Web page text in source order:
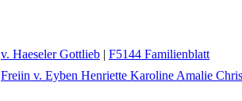
v. Haeseler Gottlieb | F5144 Familienblatt
Freiin v. Eyben Henriette Karoline Amalie